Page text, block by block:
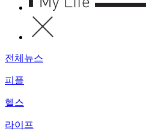
전체뉴스
피플
헬스
라이프